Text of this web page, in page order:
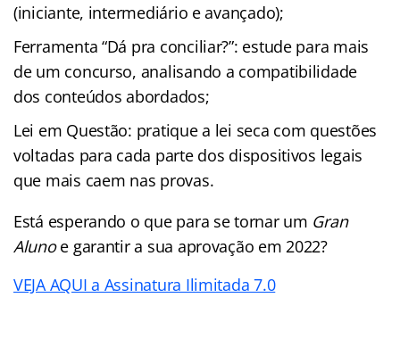
(iniciante, intermediário e avançado);
Ferramenta “Dá pra conciliar?”: estude para mais
de um concurso, analisando a compatibilidade
dos conteúdos abordados;
Lei em Questão: pratique a lei seca com questões
voltadas para cada parte dos dispositivos legais
que mais caem nas provas.
Está esperando o que para se tornar um Gran
Alunoe garantir a sua aprovação em 2022?
VEJA AQUI a Assinatura Ilimitada 7.0